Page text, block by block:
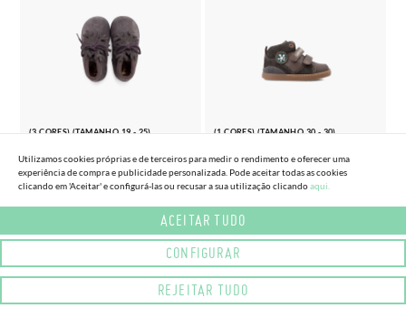
(3 CORES) (TAMANHO 19 - 25)
ADORNO FLOCO
41,95€
(1 CORES) (TAMANHO 30 - 30)
BIOMECANICS FECHO ADERENTE
54,95€
Utilizamos cookies próprias e de terceiros para medir o rendimento e oferecer uma
experiência de compra e publicidade personalizada. Pode aceitar todas as cookies
clicando em 'Aceitar' e configurá-las ou recusar a sua utilização clicandoaqui.
ACEITAR TUDO
CONFIGURAR
REJEITAR TUDO